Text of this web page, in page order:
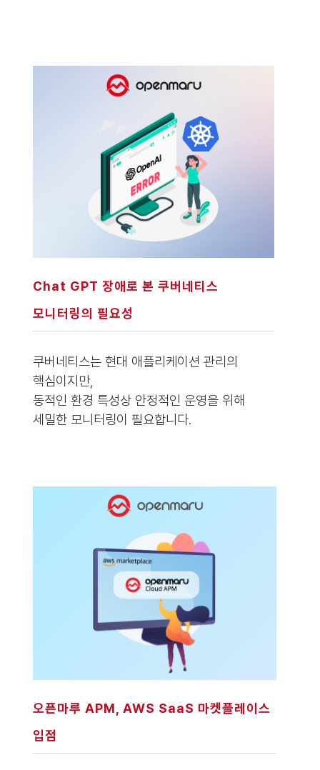
Chat GPT 장애로 본 쿠버네티스
모니터링의 필요성
쿠버네티스는 현대 애플리케이션 관리의
핵심이지만,
동적인 환경 특성상 안정적인 운영을 위해
세밀한 모니터링이 필요합니다.
오픈마루 APM, AWS SaaS 마켓플레이스
입점